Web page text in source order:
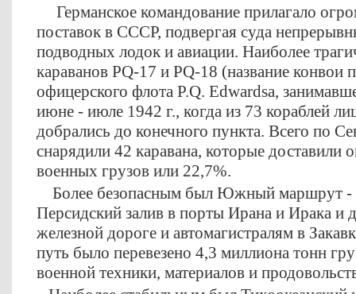
Германское командование прилагало
поставок в СССР, подвергая суда
подводных лодок и авиации. Наиболее
караванов PQ-17 и PQ-18 (название конвои
офицерского флота P.Q. Edwardsa,
июне - июле 1942 г., когда из 73 кораблей
добрались до конечного пункта. Всего по
снарядили 42 каравана, которые доставили
военных грузов или 22,7%.
Более безопасным был Южный маршрут -
Персидский залив в порты Ирана и Ирака и
железной дороге и автомагистралям в
путь было перевезено 4,3 миллиона тонн
военной техники, материалов и